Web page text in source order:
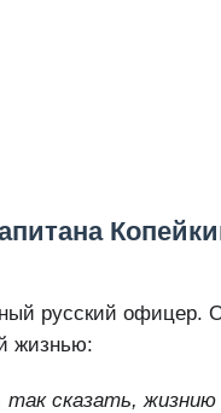
русский офицер.
жизнью:
так сказать,